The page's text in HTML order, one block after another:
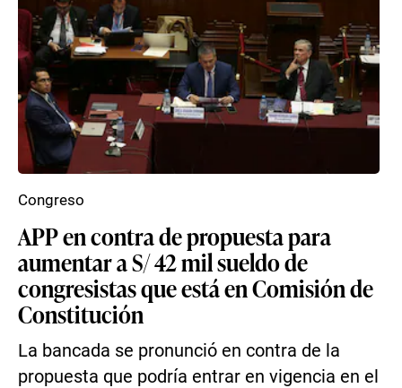
APP en contra de propuesta para
aumentar a S/ 42 mil sueldo de
congresistas que está en Comisión de
Constitución
La bancada se pronunció en contra de la
propuesta que podría entrar en vigencia en el
Congreso